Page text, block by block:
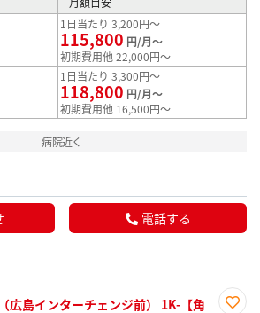
1日当たり 3,200円～
115,800 円/月～
初期費用他 22,000円～
1日当たり 3,300円～
118,800 円/月～
初期費用他 16,500円～
病院近く
電話する
広島インターチェンジ前） 1K-【角